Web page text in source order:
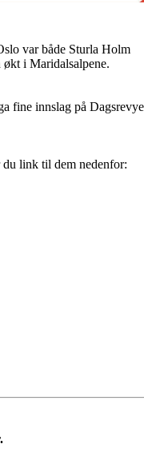
var både Sturla Holm
i Maridalsalpene.
fine innslag på
link til dem nedenfor: